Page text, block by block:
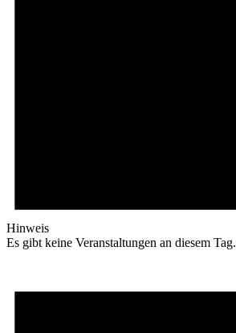
Hinweis
Es gibt keine Veranstaltungen an diesem Tag.